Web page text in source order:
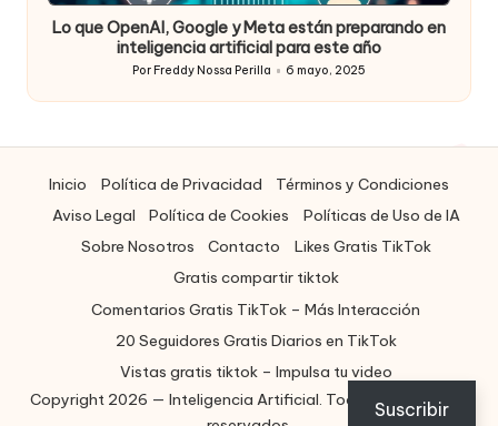
Lo que OpenAI, Google y Meta están preparando en
inteligencia artificial para este año
Publicado
por
Por Freddy Nossa Perilla 6 mayo, 2025
Inicio Política de Privacidad
Términos y Condiciones
Aviso Legal
Política de Cookies
Políticas de Uso de IA
Sobre Nosotros
Contacto
Likes Gratis TikTok
Gratis compartir tiktok
Comentarios Gratis TikTok – Más Interacción
20 Seguidores Gratis Diarios en TikTok
Vistas gratis tiktok – Impulsa tu video
Copyright 2026 — Inteligencia Artificial. Todos los derechos
Suscribir
ES